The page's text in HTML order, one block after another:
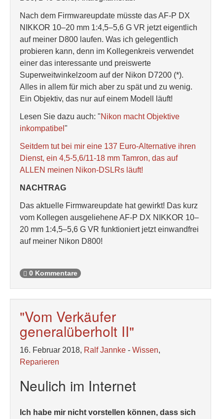
Nach dem Firmwareupdate müsste das AF-P DX
NIKKOR 10–20 mm 1:4,5–5,6 G VR jetzt eigentlich
auf meiner D800 laufen. Was ich gelegentlich
probieren kann, denn im Kollegenkreis verwendet
einer das interessante und preiswerte
Superweitwinkelzoom auf der Nikon D7200 (*).
Alles in allem für mich aber zu spät und zu wenig.
Ein Objektiv, das nur auf einem Modell läuft!
Lesen Sie dazu auch: "Nikon macht Objektive
inkompatibel "
Seitdem tut bei mir eine 137 Euro-Alternative ihren
Dienst, ein 4,5-5,6/11-18 mm Tamron, das auf
ALLEN meinen Nikon-DSLRs läuft!
NACHTRAG
Das aktuelle Firmwareupdate hat gewirkt! Das kurz
vom Kollegen ausgeliehene AF-P DX NIKKOR 10–
20 mm 1:4,5–5,6 G VR funktioniert jetzt einwandfrei
auf meiner Nikon D800!
0 Kommentare
"Vom Verkäufer
generalüberholt II"
16. Februar 2018, Ralf Jannke - Wissen,
Reparieren
Neulich im Internet
Ich habe mir nicht vorstellen können, dass sich